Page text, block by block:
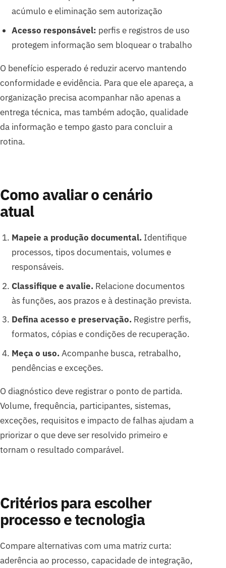
acúmulo e eliminação sem autorização
Acesso responsável: perfis e registros de uso
protegem informação sem bloquear o trabalho
O benefício esperado é reduzir acervo mantendo
conformidade e evidência. Para que ele apareça, a
organização precisa acompanhar não apenas a
entrega técnica, mas também adoção, qualidade
da informação e tempo gasto para concluir a
rotina.
Como avaliar o cenário
atual
Mapeie a produção documental. Identifique
processos, tipos documentais, volumes e
responsáveis.
Classifique e avalie. Relacione documentos
às funções, aos prazos e à destinação prevista.
Defina acesso e preservação. Registre perfis,
formatos, cópias e condições de recuperação.
Meça o uso. Acompanhe busca, retrabalho,
pendências e exceções.
O diagnóstico deve registrar o ponto de partida.
Volume, frequência, participantes, sistemas,
exceções, requisitos e impacto de falhas ajudam a
priorizar o que deve ser resolvido primeiro e
tornam o resultado comparável.
Critérios para escolher
processo e tecnologia
Compare alternativas com uma matriz curta:
aderência ao processo, capacidade de integração,